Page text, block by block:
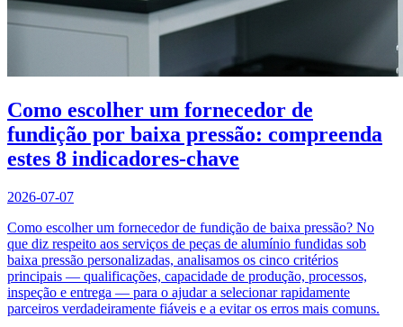
Como escolher um fornecedor de
fundição por baixa pressão: compreenda
estes 8 indicadores-chave
2026-07-07
Como escolher um fornecedor de fundição de baixa pressão? No
que diz respeito aos serviços de peças de alumínio fundidas sob
baixa pressão personalizadas, analisamos os cinco critérios
principais — qualificações, capacidade de produção, processos,
inspeção e entrega — para o ajudar a selecionar rapidamente
parceiros verdadeiramente fiáveis e a evitar os erros mais comuns.